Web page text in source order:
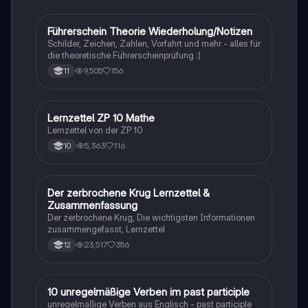
Lerntipps
Führerschein Theorie Wiederholung/Notizen
Schilder, Zeichen, Zahlen, Vorfahrt und mehr - alles für
die theoretische Führerscheinprüfung :)
11 9,505 156
Mathe
Lernzettel ZP 10 Mathe
Lernzettel von der ZP 10
10 5,363 116
Deutsch
Der zerbrochene Krug Lernzettel &
Zusammenfassung
Der zerbrochene Krug, Die wichtigsten Informationen
zusammengefasst, Lernzettel
12 23,517 356
1 Englisch
10 unregelmäßige Verben im past participle
unregelmäßige Verben aus Englisch - past participle